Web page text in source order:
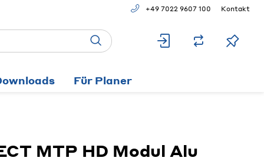
+49 7022 9607 100 Kontakt
Für Planer
MTP HD Modul Alu